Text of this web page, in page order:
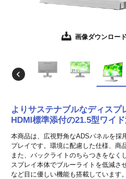
画像ダウンロード
画像ダウンロード
画像ダウンロード
画像ダウンロード
画像ダウンロード
画像ダウンロード
画像ダウンロード
画像ダウンロード
画像ダウンロード
画像ダウンロード
画像ダウンロード
画像ダウンロード
画像ダウンロード
よりサステナブルなディスプ
HDMI標準添付の21.5型ワイ
本商品は、広視野角なADSパネルを採
プレイです。環境に配慮した仕様、商
また、バックライトのちらつきをなく
スプレイ本体でブルーライトを低減さ
など目に優しい機能も搭載しています。